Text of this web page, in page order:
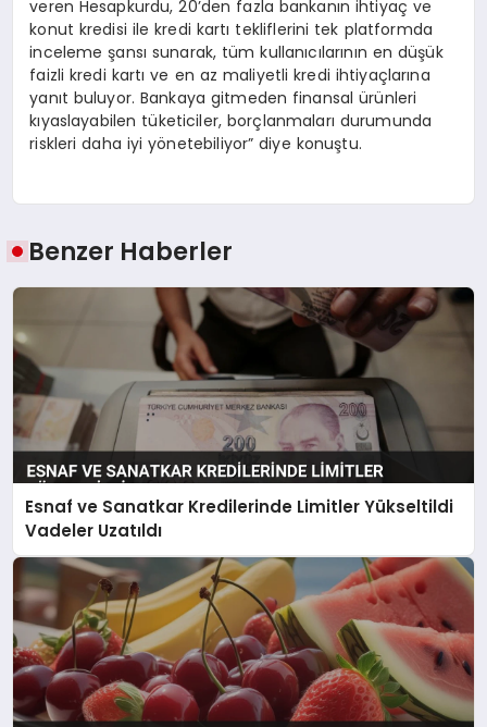
veren Hesapkurdu, 20’den fazla bankanın ihtiyaç ve
konut kredisi ile kredi kartı tekliflerini tek platformda
inceleme şansı sunarak, tüm kullanıcılarının en düşük
faizli kredi kartı ve en az maliyetli kredi ihtiyaçlarına
yanıt buluyor. Bankaya gitmeden finansal ürünleri
kıyaslayabilen tüketiciler, borçlanmaları durumunda
riskleri daha iyi yönetebiliyor” diye konuştu.
Benzer Haberler
Esnaf ve Sanatkar Kredilerinde Limitler Yükseltildi
Vadeler Uzatıldı